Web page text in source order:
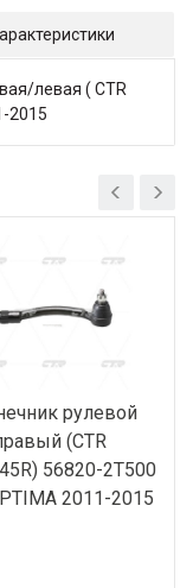
левая ( CTR
2015
рулевой
(CTR
56820-2T500
2011-2015